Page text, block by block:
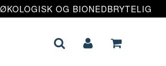
OG BIONEDBRYTELIG